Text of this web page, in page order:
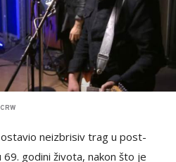
neizbrisiv trag u post-
godini života, nakon što je